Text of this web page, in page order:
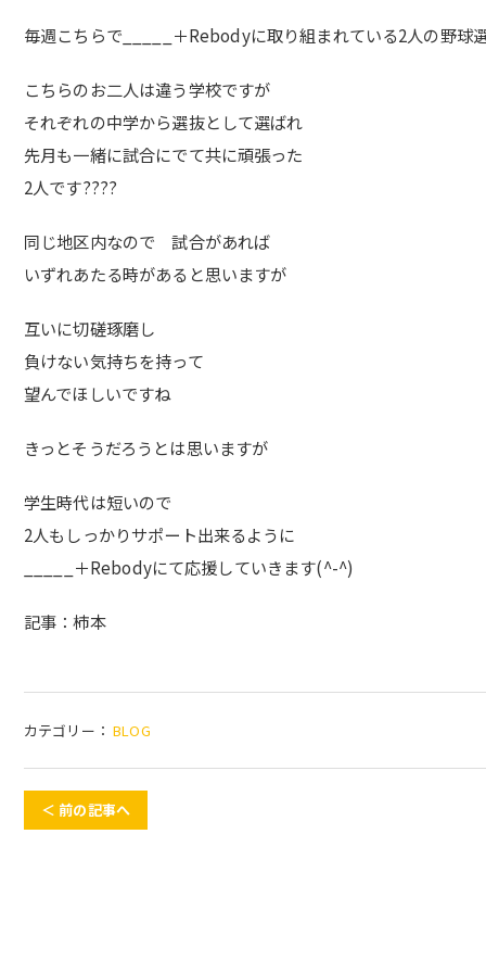
毎週こちらで_____＋Rebodyに取り組まれている2人の野球
こちらのお二人は違う学校ですが
それぞれの中学から選抜として選ばれ
先月も一緒に試合にでて共に頑張った
2人です????
同じ地区内なので 試合があれば
いずれあたる時があると思いますが
互いに切磋琢磨し
負けない気持ちを持って
望んでほしいですね
きっとそうだろうとは思いますが
学生時代は短いので
2人もしっかりサポート出来るように
_____＋Rebodyにて応援していきます(^-^)
記事：柿本
カテゴリー： BLOG
＜ 前の記事へ